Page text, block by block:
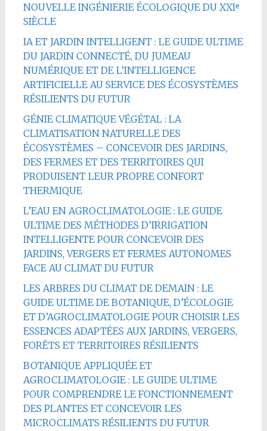
NOUVELLE INGÉNIERIE ÉCOLOGIQUE DU XXIᵉ
SIÈCLE
IA ET JARDIN INTELLIGENT : LE GUIDE ULTIME
DU JARDIN CONNECTÉ, DU JUMEAU
NUMÉRIQUE ET DE L’INTELLIGENCE
ARTIFICIELLE AU SERVICE DES ÉCOSYSTÈMES
RÉSILIENTS DU FUTUR
GÉNIE CLIMATIQUE VÉGÉTAL : LA
CLIMATISATION NATURELLE DES
ÉCOSYSTÈMES – CONCEVOIR DES JARDINS,
DES FERMES ET DES TERRITOIRES QUI
PRODUISENT LEUR PROPRE CONFORT
THERMIQUE
L’EAU EN AGROCLIMATOLOGIE : LE GUIDE
ULTIME DES MÉTHODES D’IRRIGATION
INTELLIGENTE POUR CONCEVOIR DES
JARDINS, VERGERS ET FERMES AUTONOMES
FACE AU CLIMAT DU FUTUR
LES ARBRES DU CLIMAT DE DEMAIN : LE
GUIDE ULTIME DE BOTANIQUE, D’ÉCOLOGIE
ET D’AGROCLIMATOLOGIE POUR CHOISIR LES
ESSENCES ADAPTÉES AUX JARDINS, VERGERS,
FORÊTS ET TERRITOIRES RÉSILIENTS
BOTANIQUE APPLIQUÉE ET
AGROCLIMATOLOGIE : LE GUIDE ULTIME
POUR COMPRENDRE LE FONCTIONNEMENT
DES PLANTES ET CONCEVOIR LES
MICROCLIMATS RÉSILIENTS DU FUTUR